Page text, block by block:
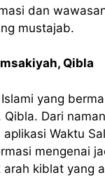
dan
mustajab.
Qibla
yang
Qibla. Dari
Waktu
mengenai
kiblat yang